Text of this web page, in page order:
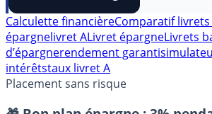
⭐️ Suivre sur Google
Calculette financièreComparatif
épargnelivret ALivret épargneLivrets
d’épargnerendement garanti
intérêtstaux livret A
Placement sans risque